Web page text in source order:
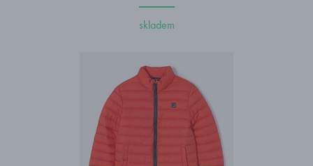
skladem